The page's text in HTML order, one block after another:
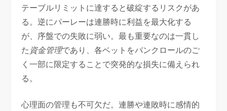
テーブルリミットに達すると破綻するリスクがあ
る。逆にパーレーは連勝時に利益を最大化する
が、序盤での失敗に弱い。最も重要なのは一貫し
た 資金管理であり、各ベットをバンクロールのご
く一部に限定することで突発的な損失に備えられ
る。
心理面の管理も不可欠だ。連勝や連敗時に感情的